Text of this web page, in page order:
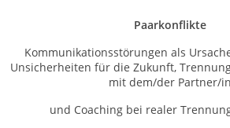
Paarkonflikte
Kommunikationsstörungen als
Unsicherheiten für die Zukunft,
mit dem/der Partner/in
und Coaching bei realer